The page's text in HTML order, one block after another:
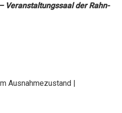
Veranstaltungssaal der Rahn-
Ausnahmezustand |